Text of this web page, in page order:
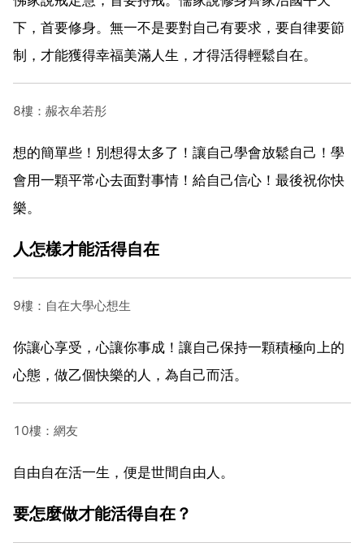
下，首要修身。無一不是要對自己有要求，要自律要節
制，才能獲得幸福美滿人生，才得活得輕鬆自在。
8樓：赧衣牟若彤
想的簡單些！別想得太多了！讓自己學會放鬆自己！學
會用一顆平常心去面對事情！給自己信心！最後祝你快
樂。
人怎樣才能活得自在
9樓：自在大學心想生
你讓心享受，心讓你事成！讓自己保持一顆積極向上的
心態，做乙個快樂的人，為自己而活。
10樓：網友
自由自在活一生，便是世間自由人。
要怎麼做才能活得自在？